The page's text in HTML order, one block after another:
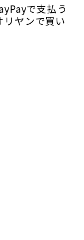
で支払う
ヤンで買い